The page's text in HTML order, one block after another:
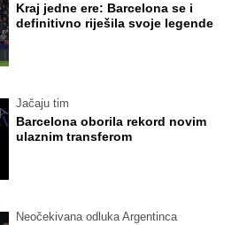
Kraj jedne ere: Barcelona se i
definitivno riješila svoje legende
Jačaju tim
Barcelona oborila rekord novim
ulaznim transferom
Neočekivana odluka Argentinca